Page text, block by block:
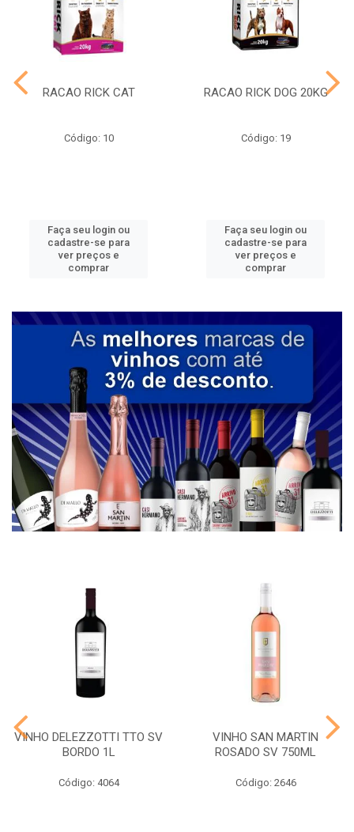
RACAO RICK CAT
Código: 10
Faça seu login ou
cadastre-se para
ver preços e
comprar
RACAO RICK DOG 20KG
Código: 19
Faça seu login ou
cadastre-se para
ver preços e
comprar
VINHO DELEZZOTTI TTO SV
BORDO 1L
Código: 4064
VINHO SAN MARTIN
ROSADO SV 750ML
Código: 2646